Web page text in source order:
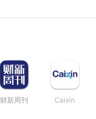
财新周刊 Caixin